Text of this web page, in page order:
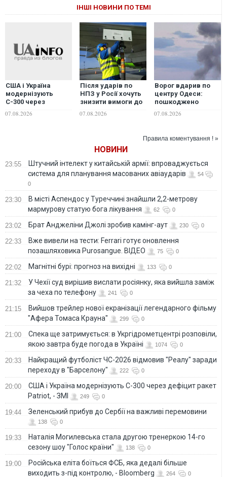
ІНШІ НОВИНИ ПО ТЕМІ
США і Україна
модернізують
С-300 через
дефіцит ракет
Patriot, - ЗМІ
07.08.2026
Після ударів по
НПЗ у Росії хочуть
знизити вимоги до
якості
авіапального —
07.08.2026
Ворог вдарив по
центру Одеси:
пошкоджено
футбольний
стадіон
07.08.2026
Правила коментування ! »
НОВИНИ
23:55
Штучний інтелект у китайській армії: впроваджується
система для планування масованих авіаударів
54
0
23:30
В місті Аспендос у Туреччині знайшли 2,2-метрову
мармурову статую бога лікування
62 0
23:02 Брат Анджеліни Джолі зробив камінг-аут 230 0
22:33
Вже вивели на тести: Ferrari готує оновлення
позашляховика Purosangue. ВІДЕО
75 0
22:02 Магнітні бурі: прогноз на вихідні 133 0
21:32
У Чехії суд вирішив вислати росіянку, яка вийшла заміж
за чеха по телефону
241 0
21:15
Вийшов трейлер нової екранізації легендарного фільму
"Афера Томаса Крауна"
299 0
21:00
Спека ще затримується: в Укргідрометцентрі розповіли,
якою завтра буде погода в Україні
1074 0
20:33
Найкращий футболіст ЧС-2026 відмовив "Реалу" заради
переходу в "Барселону"
222 0
20:00
США і Україна модернізують С-300 через дефіцит ракет
Patriot, - ЗМІ
249 0
19:44 Зеленський прибув до Сербії на важливі перемовини
138 0
19:33
Наталія Могилевська стала другою тренеркою 14-го
сезону шоу "Голос країни"
138 0
19:00
Російська еліта боїться ФСБ, яка дедалі більше
виходить з-під контролю, - Bloomberg
264 0